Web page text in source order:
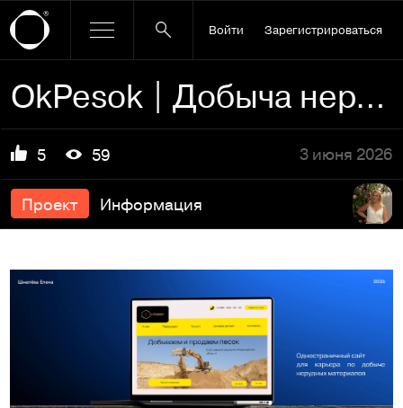
Войти Зарегистрироваться
OkPesok | Добыча нерудных материалов
5 59 3 июня 2026
Проект Информация